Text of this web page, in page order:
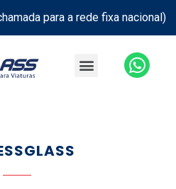
para a rede fixa nacional)